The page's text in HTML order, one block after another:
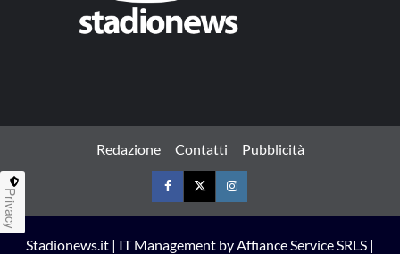
Redazione Contatti Pubblicità
FacebookTwitterInstagram
Stadionews.it | IT Management by Affiance Service SRLS |
Privacy